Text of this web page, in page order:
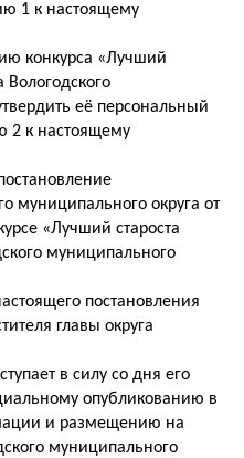
1 к настоящему
конкурса «Лучший
Вологодского
её персональный
2 к настоящему
муниципального округа от
«Лучший староста
муниципального
постановления
главы округа
в силу со дня его
опубликованию в
и размещению на
муниципального